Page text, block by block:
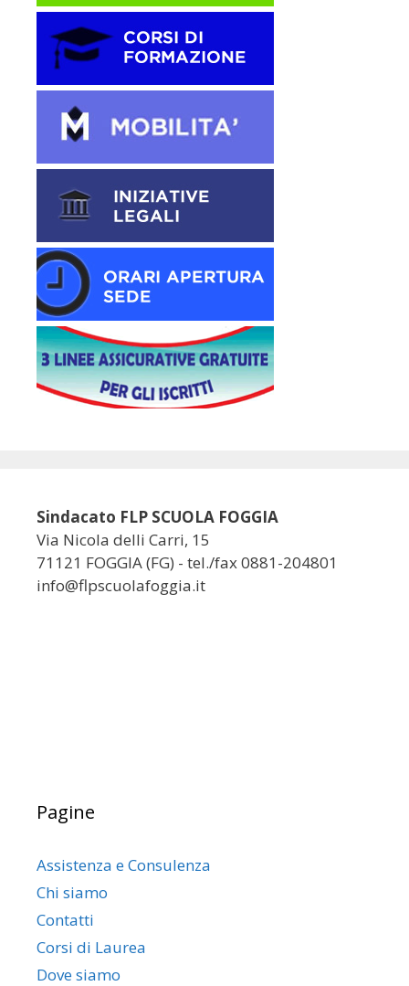
Sindacato FLP SCUOLA FOGGIA
Via Nicola delli Carri, 15
71121 FOGGIA (FG) - tel./fax 0881-204801
info@flpscuolafoggia.it
Pagine
Assistenza e Consulenza
Chi siamo
Contatti
Corsi di Laurea
Dove siamo